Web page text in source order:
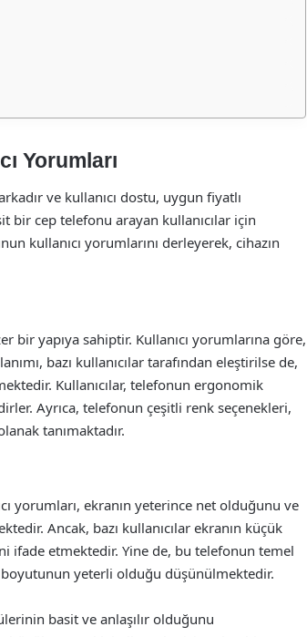
Yorumları
ve kullanıcı dostu, uygun fiyatlı
bir cep telefonu arayan kullanıcılar için
kullanıcı yorumlarını derleyerek, cihazın
bir yapıya sahiptir. Kullanıcı yorumlarına göre,
bazı kullanıcılar tarafından eleştirilse de,
Kullanıcılar, telefonun ergonomik
Ayrıca, telefonun çeşitli renk seçenekleri,
tanımaktadır.
yorumları, ekranın yeterince net olduğunu ve
Ancak, bazı kullanıcılar ekranın küçük
ifade etmektedir. Yine de, bu telefonun temel
yeterli olduğu düşünülmektedir.
basit ve anlaşılır olduğunu